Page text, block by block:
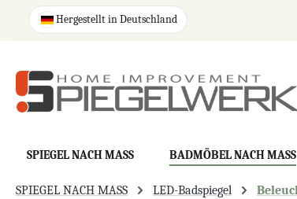
Zur Hauptnavigation springen
Hergestellt in Deutschland
SPIEGEL NACH MASS BADMÖBEL NACH MASS
SPIEGEL NACH MASS LED-Badspiegel